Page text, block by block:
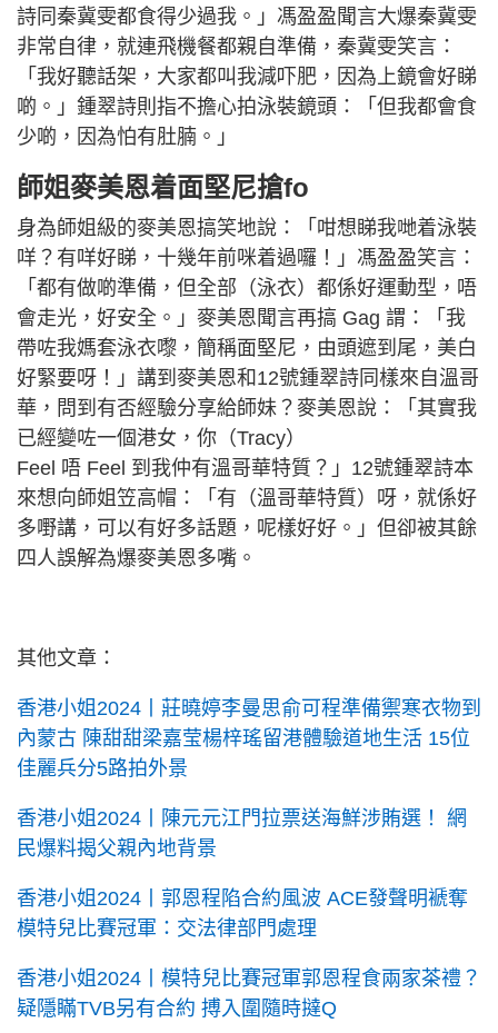
詩同秦冀雯都食得少過我。」馮盈盈聞言大爆秦冀雯
非常自律，就連飛機餐都親自準備，秦冀雯笑言：
「我好聽話架，大家都叫我減吓肥，因為上鏡會好睇
啲。」鍾翠詩則指不擔心拍泳裝鏡頭：「但我都會食
少啲，因為怕有肚腩。」
師姐麥美恩着面堅尼搶fo
身為師姐級的麥美恩搞笑地說：「咁想睇我哋着泳裝
咩？有咩好睇，十幾年前咪着過囉！」馮盈盈笑言：
「都有做啲準備，但全部（泳衣）都係好運動型，唔
會走光，好安全。」麥美恩聞言再搞 Gag 謂：「我
帶咗我媽套泳衣嚟，簡稱面堅尼，由頭遮到尾，美白
好緊要呀！」講到麥美恩和12號鍾翠詩同樣來自溫哥
華，問到有否經驗分享給師妹？麥美恩說：「其實我
已經變咗一個港女，你（Tracy）
Feel 唔 Feel 到我仲有溫哥華特質？」12號鍾翠詩本
來想向師姐笠高帽：「有（溫哥華特質）呀，就係好
多嘢講，可以有好多話題，呢樣好好。」但卻被其餘
四人誤解為爆麥美恩多嘴。
其他文章：
香港小姐2024丨莊曉婷李曼思俞可程準備禦寒衣物到
內蒙古 陳甜甜梁嘉莹楊梓瑤留港體驗道地生活 15位
佳麗兵分5路拍外景
香港小姐2024丨陳元元江門拉票送海鮮涉賄選！ 網
民爆料揭父親內地背景
香港小姐2024丨郭恩程陷合約風波 ACE發聲明褫奪
模特兒比賽冠軍：交法律部門處理
香港小姐2024丨模特兒比賽冠軍郭恩程食兩家茶禮？
疑隱瞞TVB另有合約 搏入圍隨時撻Q